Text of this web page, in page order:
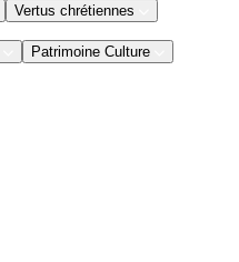
Vertus chrétiennes
Patrimoine Culture